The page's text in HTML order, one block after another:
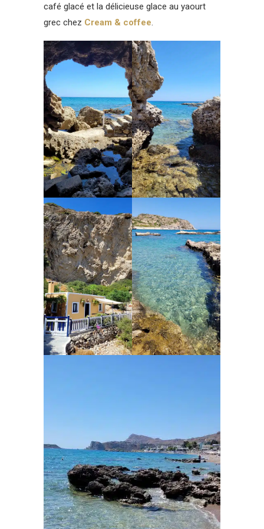
café glacé et la délicieuse glace au yaourt
grec chez Cream & coffee.